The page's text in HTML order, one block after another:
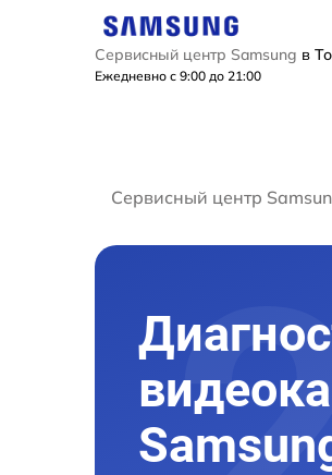
Сервисный центр Samsung в
Ежедневно с 9:00 до 21:00
Сервисный центр